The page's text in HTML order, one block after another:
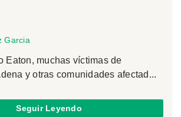
Garcia
Eaton, muchas víctimas de
y otras comunidades afectad...
Seguir Leyendo